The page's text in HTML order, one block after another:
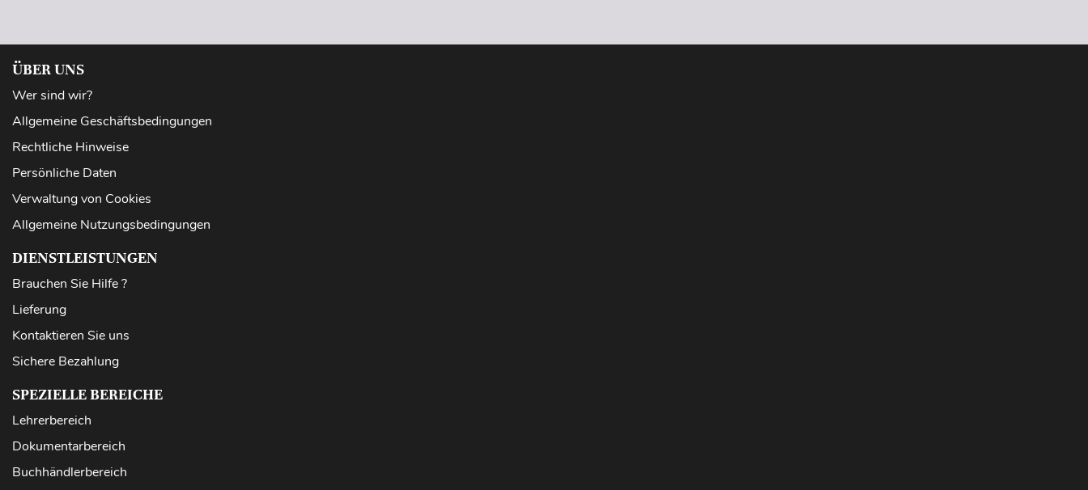
ÜBER UNS
Wer sind wir?
Allgemeine Geschäftsbedingungen
Rechtliche Hinweise
Persönliche Daten
Verwaltung von Cookies
Allgemeine Nutzungsbedingungen
DIENSTLEISTUNGEN
Brauchen Sie Hilfe ?
Lieferung
Kontaktieren Sie uns
Sichere Bezahlung
SPEZIELLE BEREICHE
Lehrerbereich
Dokumentarbereich
Buchhändlerbereich